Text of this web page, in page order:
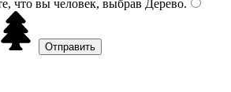
что вы человек, выбрав Дерево.